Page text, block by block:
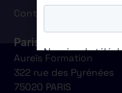
Contact
Paris
Aureïs Formation
322 rue des Pyrénées
75020 PARIS